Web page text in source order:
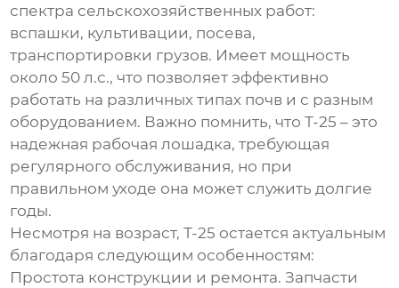
спектра сельскохозяйственных работ:
вспашки, культивации, посева,
транспортировки грузов. Имеет мощность
около 50 л.с., что позволяет эффективно
работать на различных типах почв и с разным
оборудованием. Важно помнить, что Т-25 – это
надежная рабочая лошадка, требующая
регулярного обслуживания, но при
правильном уходе она может служить долгие
годы.
Несмотря на возраст, Т-25 остается актуальным
благодаря следующим особенностям:
Простота конструкции и ремонта. Запчасти